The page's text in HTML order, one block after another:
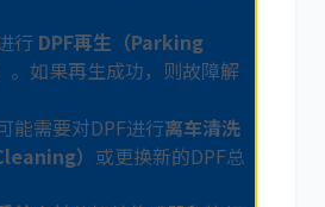
行 DPF再生（Parking
。如果再生成功，则故障解
能需要对DPF进行离车清洗
） 或更换新的DPF总